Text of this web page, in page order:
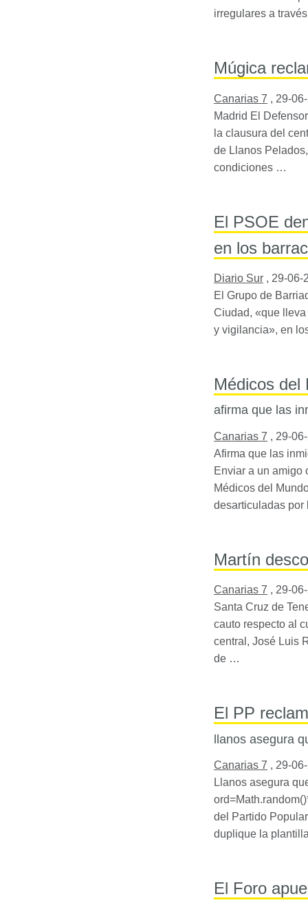
irregulares a
Múgica
Canarias 7 , 29-
Madrid El
la clausura del
de Llanos
condiciones …
El PSOE
en los
Diario Sur , 29-06-
El Grupo de
Ciudad, «que
y vigilancia», en
Médicos del
afirma que las
Canarias 7 , 29-
Afirma que las
Enviar a un amigo
Médicos del
desarticuladas
Martín
Canarias 7 , 29-
Santa Cruz de
cauto respecto al
central, José Luis
de …
El PP
llanos asegura
Canarias 7 , 29-
Llanos asegura
del Partido
duplique la
El Foro